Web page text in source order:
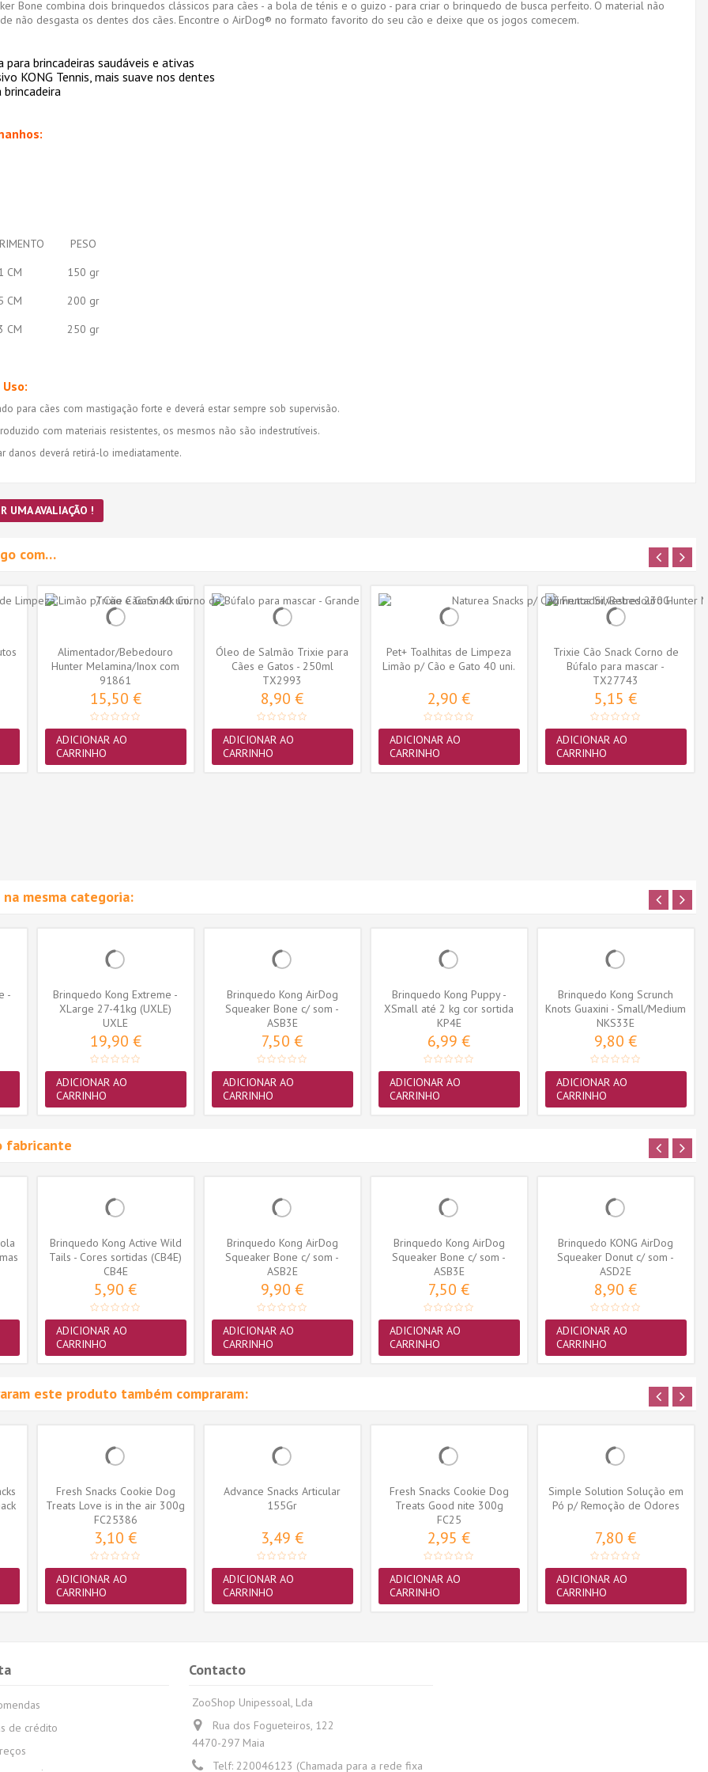
Bone combina dois brinquedos clássicos para cães - a bola de ténis e o guizo - para criar o brinquedo de busca perfeito. O material não
não desgasta os dentes dos cães. Encontre o AirDog® no formato favorito do seu cão e deixe que os jogos comecem.
brincadeiras saudáveis e ativas
KONG Tennis, mais suave nos dentes
PESO
CM
150 gr
CM
200 gr
CM 250 gr
para cães com mastigação forte e deverá estar sempre sob supervisão.
com materiais resistentes, os mesmos não são indestrutíveis.
danos deverá retirá-lo imediatamente.
UMA AVALIAÇÃO !
com…
Alimentador/Bebedouro
Hunter Melamina/Inox com
Borboletas...
91861
15,50 €
ADICIONAR AO
CARRINHO
Óleo de Salmão Trixie para
Cães e Gatos - 250ml
(TX2993)
TX2993
8,90 €
ADICIONAR AO
CARRINHO
Pet+ Toalhitas de Limpeza
Limão p/ Cão e Gato 40 uni.
2,90 €
ADICIONAR AO
CARRINHO
Trixie Cão Snack Corno de
Búfalo para mascar -
Grande...
TX27743
5,15 €
ADICIONAR AO
CARRINHO
mesma categoria:
-
Brinquedo Kong Extreme -
XLarge 27-41kg (UXLE)
UXLE
19,90 €
ADICIONAR AO
CARRINHO
Brinquedo Kong AirDog
Squeaker Bone c/ som -
Small (ASB3E)
ASB3E
7,50 €
ADICIONAR AO
CARRINHO
Brinquedo Kong Puppy -
XSmall até 2 kg cor sortida
(KP4E)
KP4E
6,99 €
ADICIONAR AO
CARRINHO
Brinquedo Kong Scrunch
Knots Guaxini - Small/Medium
(NKS33E)
NKS33E
9,80 €
ADICIONAR AO
CARRINHO
fabricante
Brinquedo Kong Active Wild
Tails - Cores sortidas (CB4E)
CB4E
5,90 €
ADICIONAR AO
CARRINHO
Brinquedo Kong AirDog
Squeaker Bone c/ som -
Medium (ASB2E)
ASB2E
9,90 €
ADICIONAR AO
CARRINHO
Brinquedo Kong AirDog
Squeaker Bone c/ som -
Small (ASB3E)
ASB3E
7,50 €
ADICIONAR AO
CARRINHO
Brinquedo KONG AirDog
Squeaker Donut c/ som -
Medium (ASD2E)
ASD2E
8,90 €
ADICIONAR AO
CARRINHO
este produto também compraram:
Fresh Snacks Cookie Dog
Treats Love is in the air 300g
FC25386
3,10 €
ADICIONAR AO
CARRINHO
Advance Snacks Articular
155Gr
3,49 €
ADICIONAR AO
CARRINHO
Fresh Snacks Cookie Dog
Treats Good nite 300g
FC25
2,95 €
ADICIONAR AO
CARRINHO
Simple Solution Solução em
Pó p/ Remoção de Odores
7,80 €
ADICIONAR AO
CARRINHO
de crédito
Contacto
ZooShop Unipessoal, Lda
Rua dos Fogueteiros, 122
4470-297 Maia
Telf: 220046123 (Chamada para a rede fixa